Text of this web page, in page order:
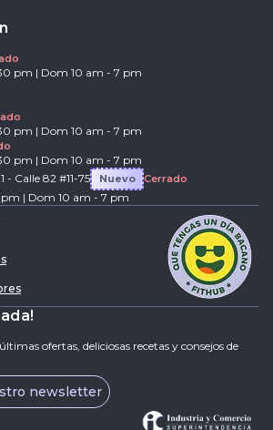
pm | Dom 10 am - 7 pm
pm | Dom 10 am - 7 pm
pm | Dom 10 am - 7 pm
- Calle 82 #11-75
Nuevo Cerrado
| Dom 10 am - 7 pm
ofertas, deliciosas recetas y consejos de
newsletter